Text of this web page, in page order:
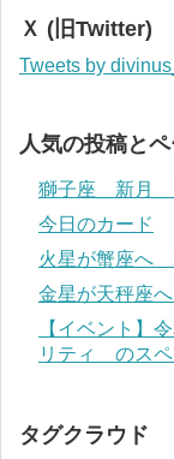
Ｘ (旧Twitter)
Tweets by
人気の投稿と
獅子座 新月
今日のカード
火星が蟹座へ
金星が天秤座
【イベント】
リティ のスペ
タグクラウド